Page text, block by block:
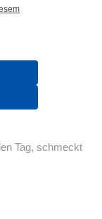
Tag, schmeckt